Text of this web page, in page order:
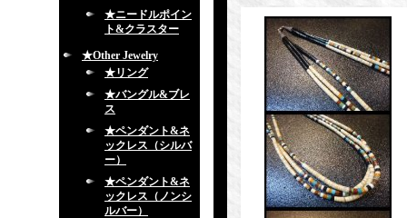
★ニードルポイン
ト&クラスター
★Other Jewelry
★リング
★バングル&ブレ
ス
★ペンダント&ネ
ックレス（シルバ
ー）
★ペンダント&ネ
ックレス（ノンシ
ルバー）